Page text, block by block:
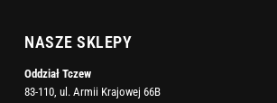
NASZE SKLEPY
Oddział Tczew
83-110, ul. Armii Krajowej 66B